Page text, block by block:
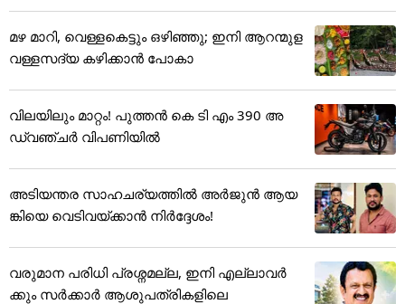
മഴ മാറി, വെള്ളകെട്ടും ഒഴിഞ്ഞു; ഇനി ആറന്മുള
വള്ളസദ്യ കഴിക്കാൻ പോകാ
വിലയിലും മാറ്റം! പുത്തൻ കെ ടി എം 390 അ
ഡ്വഞ്ചർ വിപണിയിൽ
അടിയന്തര സാഹചര്യത്തിൽ അർജുൻ ആയ
ങ്കിയെ വെടിവയ്ക്കാൻ നിർദ്ദേശം!
വരുമാന പരിധി പ്രശ്നമല്ല, ഇനി എല്ലാവർ
ക്കും സർക്കാർ ആശുപത്രികളിലെ